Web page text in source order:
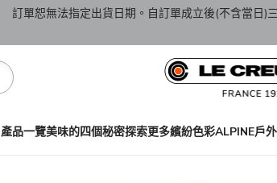
訂單恕無法指定出貨日期。自訂單成立後(不含當日)
產品一覽美味的四個秘密探索更多繽紛色彩ALPINE戶